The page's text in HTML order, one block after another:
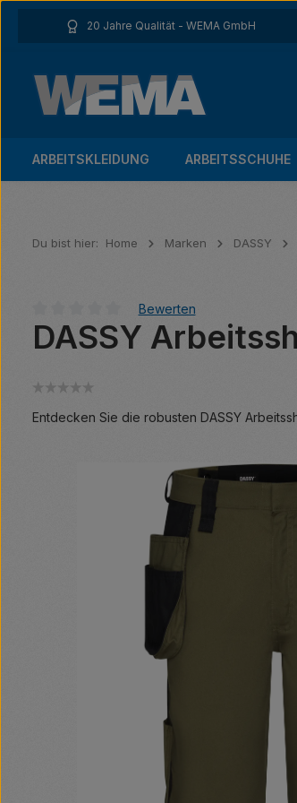
Hauptinhalt springen
Zur Suche springen
Zur Hauptnavigation springen
20 Jahre Qualität - WEMA GmbH
ARBEITSKLEIDUNG ARBEITSSCHUHE
Du bist hier: Home Marken DASSY
Durchschnittliche Bewertung von 0 von 5
Bewerten
DASSY
Entdecken Sie die robusten DASSY
Bildergalerie überspringen